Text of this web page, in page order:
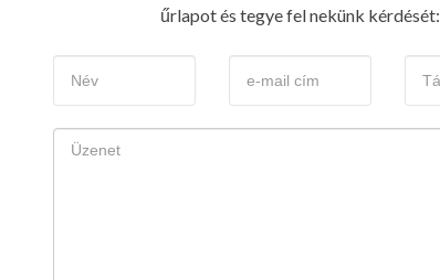
űrlapot és tegye fel nekünk kérdését: